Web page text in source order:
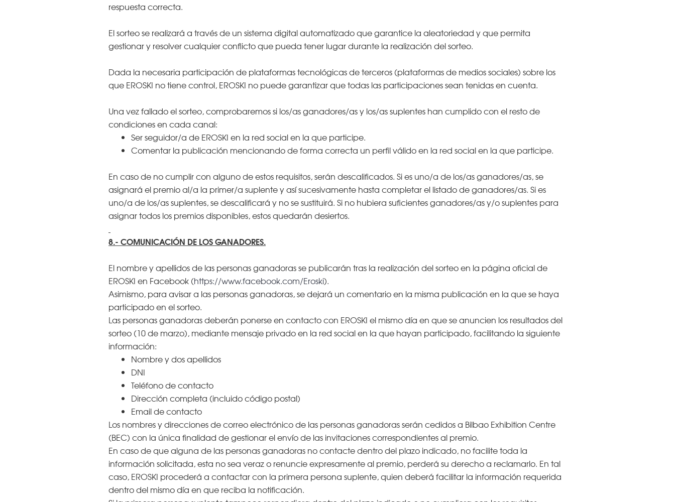
respuesta correcta.
El sorteo se realizará a través de un sistema digital automatizado que garantice la aleatoriedad y que permita
gestionar y resolver cualquier conflicto que pueda tener lugar durante la realización del sorteo.
Dada la necesaria participación de plataformas tecnológicas de terceros (plataformas de medios sociales) sobre los
que EROSKI no tiene control, EROSKI no puede garantizar que todas las participaciones sean tenidas en cuenta.
Una vez fallado el sorteo, comprobaremos si los/as ganadores/as y los/as suplentes han cumplido con el resto de
condiciones en cada canal:
Ser seguidor/a de EROSKI en la red social en la que participe.
Comentar la publicación mencionando de forma correcta un perfil válido en la red social en la que participe.
En caso de no cumplir con alguno de estos requisitos, serán descalificados. Si es uno/a de los/as ganadores/as, se
asignará el premio al/a la primer/a suplente y así sucesivamente hasta completar el listado de ganadores/as. Si es
uno/a de los/as suplentes, se descalificará y no se sustituirá. Si no hubiera suficientes ganadores/as y/o suplentes para
asignar todos los premios disponibles, estos quedarán desiertos.
8.- COMUNICACIÓN DE LOS GANADORES.
El nombre y apellidos de las personas ganadoras se publicarán tras la realización del sorteo en la página oficial de
EROSKI en Facebook (https://www.facebook.com/Eroski).
Asimismo, para avisar a las personas ganadoras, se dejará un comentario en la misma publicación en la que se haya
participado en el sorteo.
Las personas ganadoras deberán ponerse en contacto con EROSKI el mismo día en que se anuncien los resultados del
sorteo (10 de marzo), mediante mensaje privado en la red social en la que hayan participado, facilitando la siguiente
información:
Nombre y dos apellidos
DNI
Teléfono de contacto
Dirección completa (incluido código postal)
Email de contacto
Los nombres y direcciones de correo electrónico de las personas ganadoras serán cedidos a Bilbao Exhibition Centre
(BEC) con la única finalidad de gestionar el envío de las invitaciones correspondientes al premio.
En caso de que alguna de las personas ganadoras no contacte dentro del plazo indicado, no facilite toda la
información solicitada, esta no sea veraz o renuncie expresamente al premio, perderá su derecho a reclamarlo. En tal
caso, EROSKI procederá a contactar con la primera persona suplente, quien deberá facilitar la información requerida
dentro del mismo día en que reciba la notificación.